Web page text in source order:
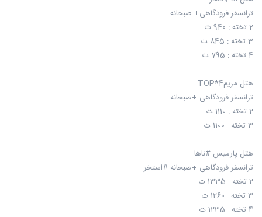
ترانسفر فرودگاهی+ صبحانه
2 تخته : 940 ت
3 تخته : 845 ت
4 تخته : 795 ت
هتل مریم4*TOP
ترانسفر فرودگاهی +صبحانه
2 تخته : 1110 ت
3 تخته : 1100 ت
هتل پارمیس #ناها
ترانسفر فرودگاهی +صبحانه #استخر
2 تخته : 1335 ت
3 تخته : 1260 ت
4 تخته : 1235 ت